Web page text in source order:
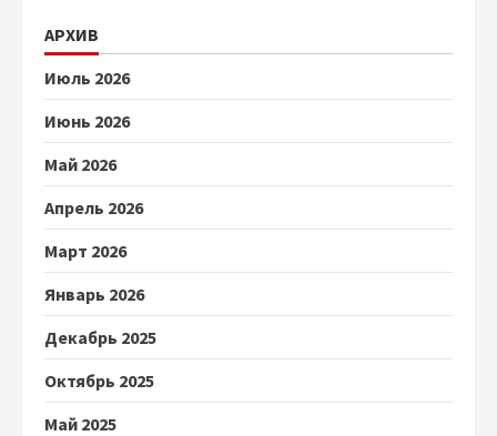
АРХИВ
Июль 2026
Июнь 2026
Май 2026
Апрель 2026
Март 2026
Январь 2026
Декабрь 2025
Октябрь 2025
Май 2025